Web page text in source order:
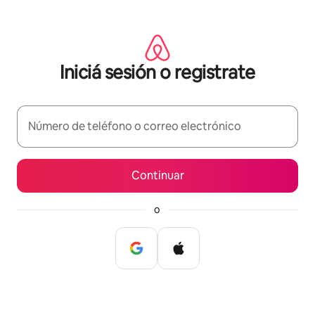
Iniciá sesión o registrate
Número de teléfono o correo electrónico
Continuar
o